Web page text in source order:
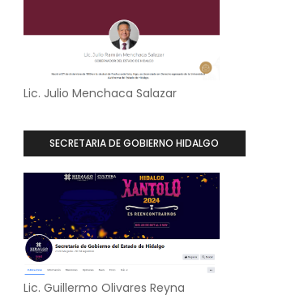
Lic. Julio Menchaca Salazar
SECRETARIA DE GOBIERNO HIDALGO
Lic. Guillermo Olivares Reyna